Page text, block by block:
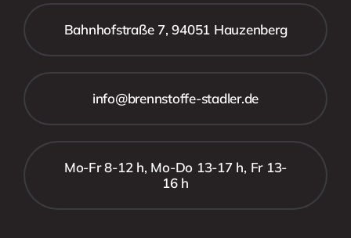
Bahnhofstraße 7, 94051 Hauzenberg
info@brennstoffe-stadler.de
Mo-Fr 8-12 h, Mo-Do 13-17 h, Fr 13-
16 h